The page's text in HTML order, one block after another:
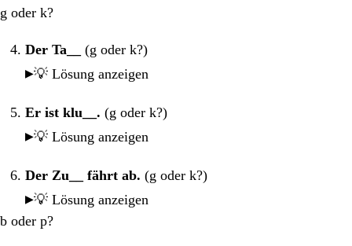
g oder k?
Der Ta__
(g oder k?)
💡 Lösung anzeigen
Er ist klu__. (g oder k?)
💡 Lösung anzeigen
Der Zu__ fährt ab. (g oder k?)
💡 Lösung anzeigen
b oder p?